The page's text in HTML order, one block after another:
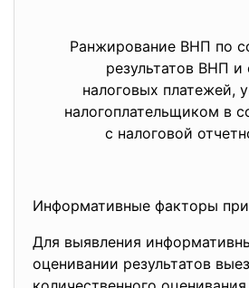
Ранжирование ВНП по
результатов ВНП
налоговых платежей,
налогоплательщиком в
с налоговой
Информативные факторы
Для выявления
оценивании результатов